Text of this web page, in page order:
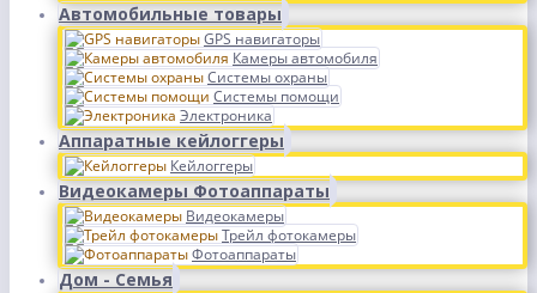
Автомобильные товары
GPS навигаторы
Камеры автомобиля
Системы охраны
Системы помощи
Электроника
Аппаратные кейлоггеры
Кейлоггеры
Видеокамеры Фотоаппараты
Видеокамеры
Трейл фотокамеры
Фотоаппараты
Дом - Семья